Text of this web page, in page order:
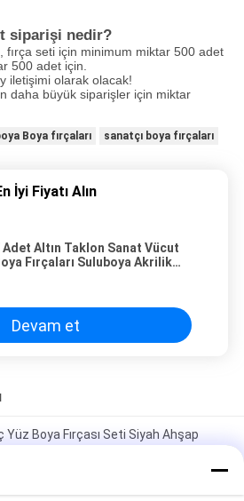
siparişi nedir?
fırça seti için minimum miktar 500 adet
500 adet için.
iletişimi olarak olacak!
daha büyük siparişler için miktar
Boya fırçaları sanatçı boya fırçaları
İyi Fiyatı Alın
Adet Altın Taklon Sanat Vücut
Fırçaları Suluboya Akrilik
Devam et
Boya Fırçası Seti Siyah Ahşap
Vücut yüz boya fırçaları Naylon Saç